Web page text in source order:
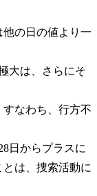
他の日の値より一
大は、さらにそ
すなわち、行方不
日からプラスに
は、捜索活動に